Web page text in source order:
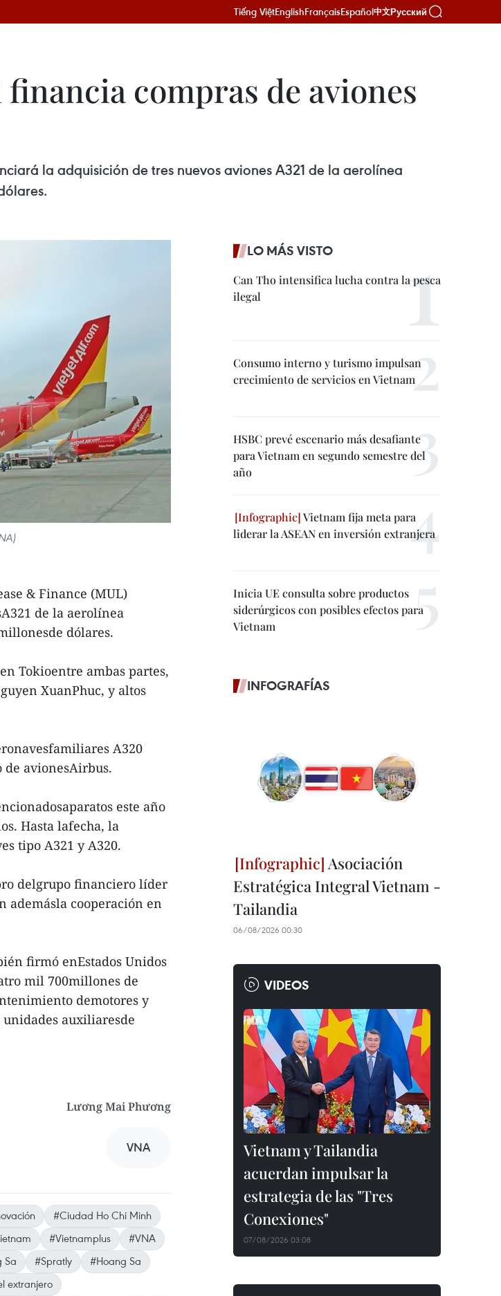
Tiếng ViệtEnglishFrançaisEspañol中文Русский
compras de aviones
la adquisición de tres nuevos aviones A321 de la aerolínea
& Finance (MUL)
de la aerolínea
dólares.
Tokioentre ambas partes,
XuanPhuc, y altos
A320
avionesAirbus.
este año
Hasta lafecha, la
tipo A321 y A320.
delgrupo financiero líder
ademásla cooperación en
firmó enEstados Unidos
mil 700millones de
demotores y
auxiliaresde
Lương Mai Phương
VNA
#Ciudad Ho Chi Minh
#Vietnamplus
#VNA
Sa #Spratly
#Hoang Sa
extranjero
LO MÁS VISTO
Can Tho intensifica lucha contra la pesca
ilegal
Consumo interno y turismo impulsan
crecimiento de servicios en Vietnam
HSBC prevé escenario más desafiante
para Vietnam en segundo semestre del
año
Vietnam fija meta para
liderar la ASEAN en inversión extranjera
Inicia UE consulta sobre productos
siderúrgicos con posibles efectos para
Vietnam
INFOGRAFÍAS
Asociación
Estratégica Integral Vietnam -
Tailandia
06/08/2026 00:30
VIDEOS
Vietnam y Tailandia
acuerdan impulsar la
estrategia de las "Tres
Conexiones"
07/08/2026 03:08